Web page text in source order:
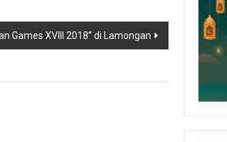
Games XVIII 2018” di Lamongan